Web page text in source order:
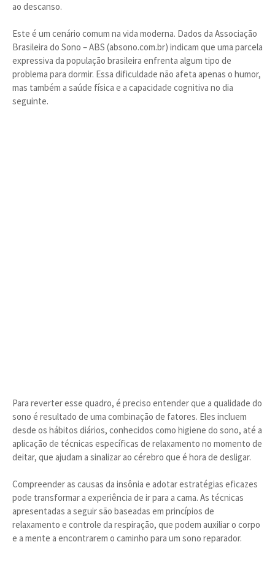
ao descanso.
Este é um cenário comum na vida moderna. Dados da Associação
Brasileira do Sono – ABS (absono.com.br) indicam que uma parcela
expressiva da população brasileira enfrenta algum tipo de
problema para dormir. Essa dificuldade não afeta apenas o humor,
mas também a saúde física e a capacidade cognitiva no dia
seguinte.
Para reverter esse quadro, é preciso entender que a qualidade do
sono é resultado de uma combinação de fatores. Eles incluem
desde os hábitos diários, conhecidos como higiene do sono, até a
aplicação de técnicas específicas de relaxamento no momento de
deitar, que ajudam a sinalizar ao cérebro que é hora de desligar.
Compreender as causas da insônia e adotar estratégias eficazes
pode transformar a experiência de ir para a cama. As técnicas
apresentadas a seguir são baseadas em princípios de
relaxamento e controle da respiração, que podem auxiliar o corpo
e a mente a encontrarem o caminho para um sono reparador.